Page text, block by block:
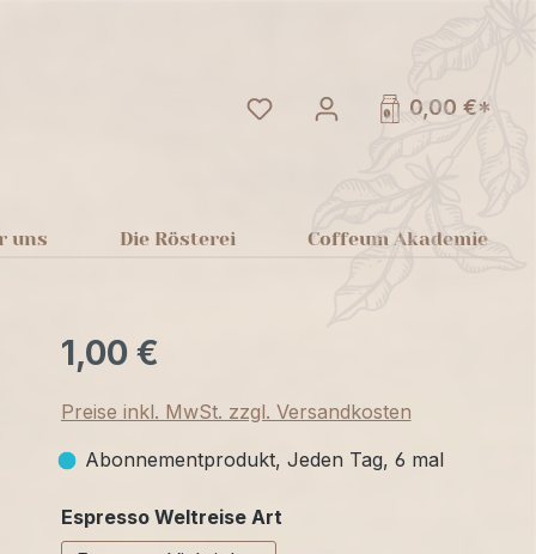
Du hast 0 Produkte auf
0,00 €*
uns Die Rösterei Coffeum Akademie
1,00 €
Preise inkl. MwSt. zzgl. Versandkosten
Abonnementprodukt, Jeden Tag, 6 mal
Espresso Weltreise Artauswählen